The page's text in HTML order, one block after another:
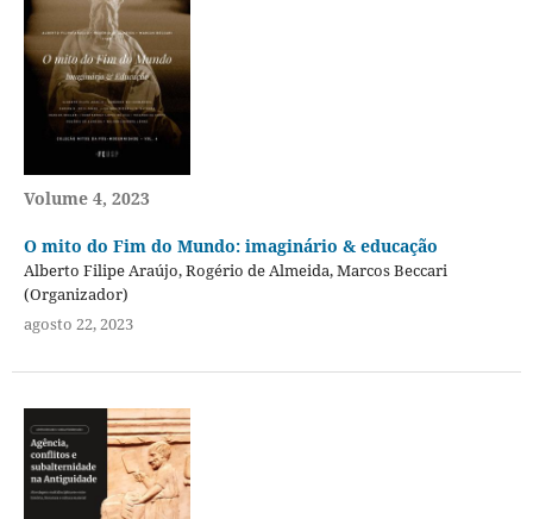
Volume 4, 2023
O mito do Fim do Mundo: imaginário & educação
Alberto Filipe Araújo, Rogério de Almeida, Marcos Beccari
(Organizador)
agosto 22, 2023